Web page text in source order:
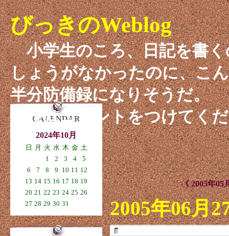
びっきのWeblog
小学生のころ、日記を書く
しょうがなかったのに、こ
半分防備録になりそうだ。
感想はコメントをつけてく
《 2005年05
2005年06月
CALENDAR
2024年10月
日 月 火 水 木 金 土
1
2 3 4
5
6
7 8 9 10 11 12
13 14 15 16 17 18 19
20 21 22 23 24 25 26
27 28 29 30 31